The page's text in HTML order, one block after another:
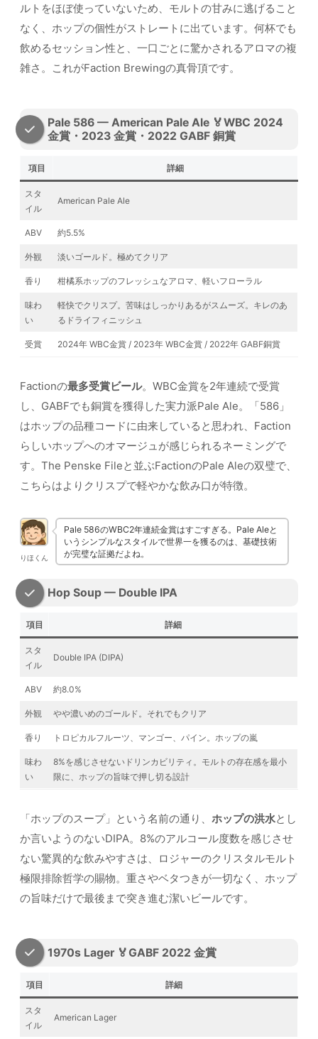
ルトをほぼ使っていないため、モルトの甘みに逃げること
なく、ホップの個性がストレートに出ています。何杯でも
飲めるセッション性と、一口ごとに驚かされるアロマの複
雑さ。これがFaction Brewingの真骨頂です。
Pale 586 — American Pale Ale 🏅WBC 2024
金賞・2023 金賞・2022 GABF 銅賞
項目 詳細
スタ
イル
American Pale Ale
ABV 約5.5%
外観 淡いゴールド。極めてクリア
香り 柑橘系ホップのフレッシュなアロマ、軽いフローラル
味わ
い
軽快でクリスプ。苦味はしっかりあるがスムーズ。キレのあ
るドライフィニッシュ
受賞 2024年 WBC金賞 / 2023年 WBC金賞 / 2022年 GABF銅賞
Factionの最多受賞ビール。WBC金賞を2年連続で受賞
し、GABFでも銅賞を獲得した実力派Pale Ale。「586」
はホップの品種コードに由来していると思われ、Faction
らしいホップへのオマージュが感じられるネーミングで
す。The Penske Fileと並ぶFactionのPale Aleの双璧で、
こちらはよりクリスプで軽やかな飲み口が特徴。
りほくん
Pale 586のWBC2年連続金賞はすごすぎる。Pale Aleと
いうシンプルなスタイルで世界一を獲るのは、基礎技術
が完璧な証拠だよね。
Hop Soup — Double IPA
項目 詳細
スタ
イル
Double IPA (DIPA)
ABV 約8.0%
外観 やや濃いめのゴールド。それでもクリア
香り トロピカルフルーツ、マンゴー、パイン。ホップの嵐
味わ
い
8%を感じさせないドリンカビリティ。モルトの存在感を最小
限に、ホップの旨味で押し切る設計
「ホップのスープ」という名前の通り、 ホップの洪水とし
か言いようのないDIPA。8%のアルコール度数を感じさせ
ない驚異的な飲みやすさは、ロジャーのクリスタルモルト
極限排除哲学の賜物。重さやベタつきが一切なく、ホップ
の旨味だけで最後まで突き進む潔いビールです。
1970s Lager 🏅GABF 2022 金賞
項目 詳細
スタ
イル
American Lager